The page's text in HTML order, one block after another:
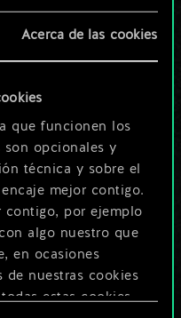
Acerca de las cookies
que funcionen los
son opcionales y
técnica y sobre el
mejor contigo.
contigo, por ejemplo
algo nuestro que
en ocasiones
de nuestras cookies
estas cookies
llegar a
más!
y crear